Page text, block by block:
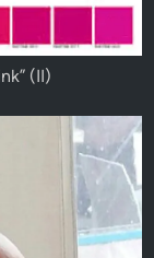
(II)